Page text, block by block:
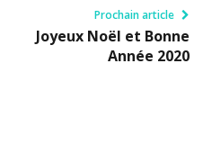
Prochain article
Joyeux Noël et Bonne
Année 2020